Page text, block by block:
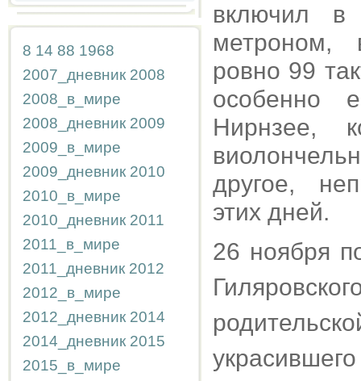
8 14 88 1968
2007_дневник 2008
2008_в_мире
2008_дневник 2009
2009_в_мире
2009_дневник 2010
2010_в_мире
2010_дневник 2011
2011_в_мире
2011_дневник 2012
2012_в_мире
2012_дневник 2014
2014_дневник 2015
2015_в_мире
включил в
метроном,
ровно 99
особенно
Нирнзее,
другое,
этих дней.
26 ноября
украсившего